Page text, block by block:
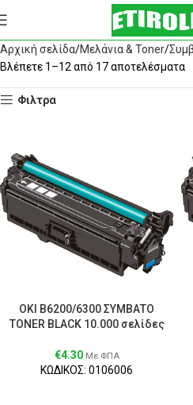
Αρχική σελίδα Μελάνια & Toner
Βλέπετε 1–12 από 17 αποτελέσματα
Φιλτρα
OKI B6200/6300 ΣΥΜΒΑΤΟ
TONER BLACK 10.000 σελίδες
€4.30 Με ΦΠΑ
ΚΩΔΙΚΟΣ: 0106006